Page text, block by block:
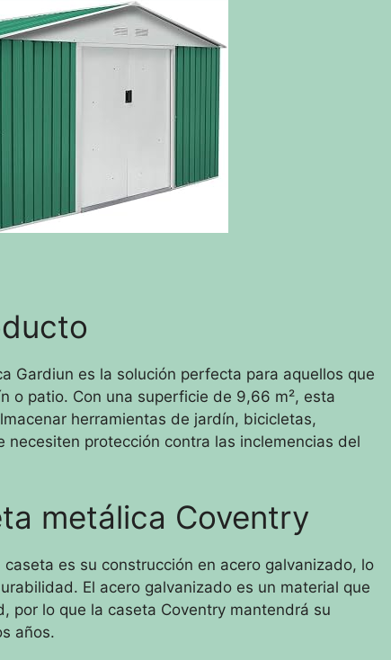
Gardiun es la solución perfecta para aquellos que
o patio. Con una superficie de 9,66 m², esta
herramientas de jardín, bicicletas,
protección contra las inclemencias del
metálica Coventry
es su construcción en acero galvanizado, lo
El acero galvanizado es un material que
por lo que la caseta Coventry mantendrá su
años.